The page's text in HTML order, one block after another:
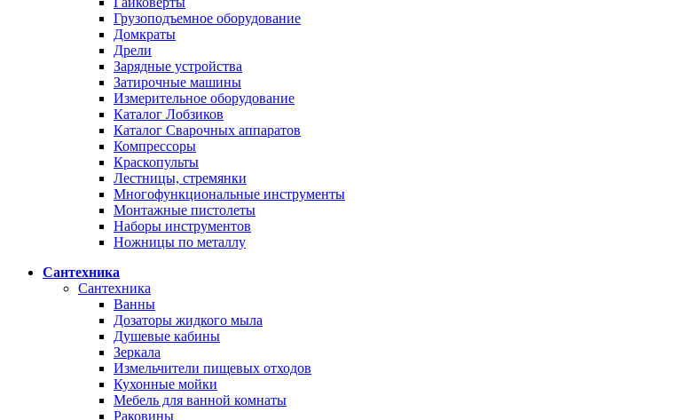
Грузоподъемное оборудование
Домкраты
Дрели
Зарядные устройства
Затирочные машины
Измерительное оборудование
Каталог Лобзиков
Каталог Сварочных аппаратов
Компрессоры
Краскопульты
Лестницы, стремянки
Многофункциональные инструменты
Монтажные пистолеты
Наборы инструментов
Ножницы по металлу
Сантехника
Сантехника
Ванны
Дозаторы жидкого мыла
Душевые кабины
Зеркала
Измельчители пищевых отходов
Кухонные мойки
Мебель для ванной комнаты
Раковины